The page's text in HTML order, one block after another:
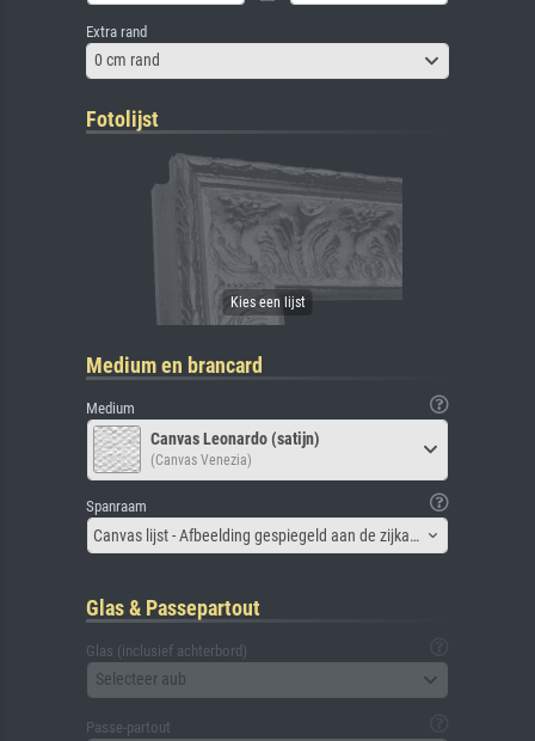
Extra rand
0 cm rand
Fotolijst
Medium en brancard
Medium
Canvas Leonardo (satijn)
(Canvas Venezia)
Spanraam
Canvas lijst - Afbeelding gespiegeld aan de zijkant
Glas & Passepartout
Glas (inclusief achterbord)
Selecteer aub
Passe-partout